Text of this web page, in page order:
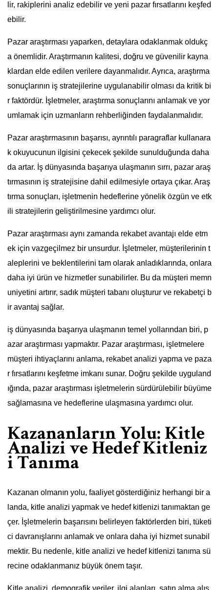
lir, rakiplerini analiz edebilir ve yeni pazar fırsatlarını keşfed
ebilir.
Pazar araştırması yaparken, detaylara odaklanmak oldukç
a önemlidir. Araştırmanın kalitesi, doğru ve güvenilir kayna
klardan elde edilen verilere dayanmalıdır. Ayrıca, araştırma
sonuçlarının iş stratejilerine uygulanabilir olması da kritik bi
r faktördür. İşletmeler, araştırma sonuçlarını anlamak ve yor
umlamak için uzmanların rehberliğinden faydalanmalıdır.
Pazar araştırmasının başarısı, ayrıntılı paragraflar kullanara
k okuyucunun ilgisini çekecek şekilde sunulduğunda daha
da artar. İş dünyasında başarıya ulaşmanın sırrı, pazar araş
tırmasının iş stratejisine dahil edilmesiyle ortaya çıkar. Araş
tırma sonuçları, işletmenin hedeflerine yönelik özgün ve etk
ili stratejilerin geliştirilmesine yardımcı olur.
Pazar araştırması aynı zamanda rekabet avantajı elde etm
ek için vazgeçilmez bir unsurdur. İşletmeler, müşterilerinin t
aleplerini ve beklentilerini tam olarak anladıklarında, onlara
daha iyi ürün ve hizmetler sunabilirler. Bu da müşteri memn
uniyetini artırır, sadık müşteri tabanı oluşturur ve rekabetçi b
ir avantaj sağlar.
iş dünyasında başarıya ulaşmanın temel yollarından biri, p
azar araştırması yapmaktır. Pazar araştırması, işletmelere
müşteri ihtiyaçlarını anlama, rekabet analizi yapma ve paza
r fırsatlarını keşfetme imkanı sunar. Doğru şekilde uyguland
ığında, pazar araştırması işletmelerin sürdürülebilir büyüme
sağlamasına ve hedeflerine ulaşmasına yardımcı olur.
Kazananların Yolu: Kitle
Analizi ve Hedef Kitleniz
i Tanıma
Kazanan olmanın yolu, faaliyet gösterdiğiniz herhangi bir a
landa, kitle analizi yapmak ve hedef kitlenizi tanımaktan ge
çer. İşletmelerin başarısını belirleyen faktörlerden biri, tüketi
ci davranışlarını anlamak ve onlara daha iyi hizmet sunabil
mektir. Bu nedenle, kitle analizi ve hedef kitlenizi tanıma sü
recine odaklanmanız büyük önem taşır.